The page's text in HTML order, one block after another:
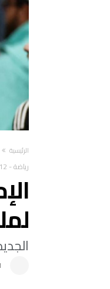
‫الرئيسية‬
رياضة- 12 ديسمبر 2025